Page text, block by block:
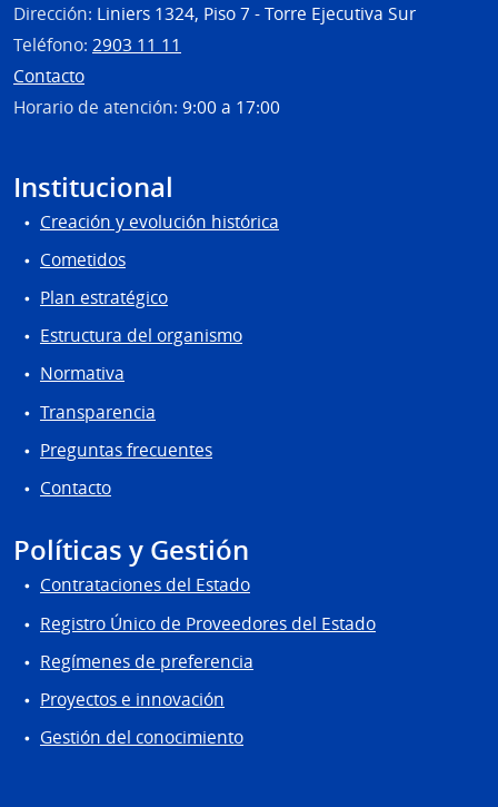
Dirección: Liniers 1324, Piso 7 - Torre Ejecutiva Sur
Teléfono: 2903 11 11
Contacto
Horario de atención: 9:00 a 17:00
Institucional
Creación y evolución histórica
Cometidos
Plan estratégico
Estructura del organismo
Normativa
Transparencia
Preguntas frecuentes
Contacto
Políticas y Gestión
Contrataciones del Estado
Registro Único de Proveedores del Estado
Regímenes de preferencia
Proyectos e innovación
Gestión del conocimiento